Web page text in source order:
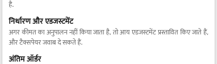
है.
निर्धारण और एडजस्टमेंट
अगर कीमत का अनुपालन नहीं किया जाता है, तो आय एडजस्टमेंट प्रस्तावित किए जाते हैं,
और टैक्सपेयर जवाब दे सकते हैं.
अंतिम ऑर्डर